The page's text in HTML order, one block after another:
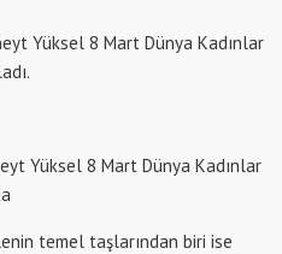
Yüksel 8 Mart Dünya Kadınlar
Yüksel 8 Mart Dünya Kadınlar
temel taşlarından biri ise